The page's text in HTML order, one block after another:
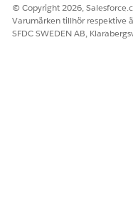
© Copyright 2026,
Varumärken tillhör respektive
SFDC SWEDEN AB,